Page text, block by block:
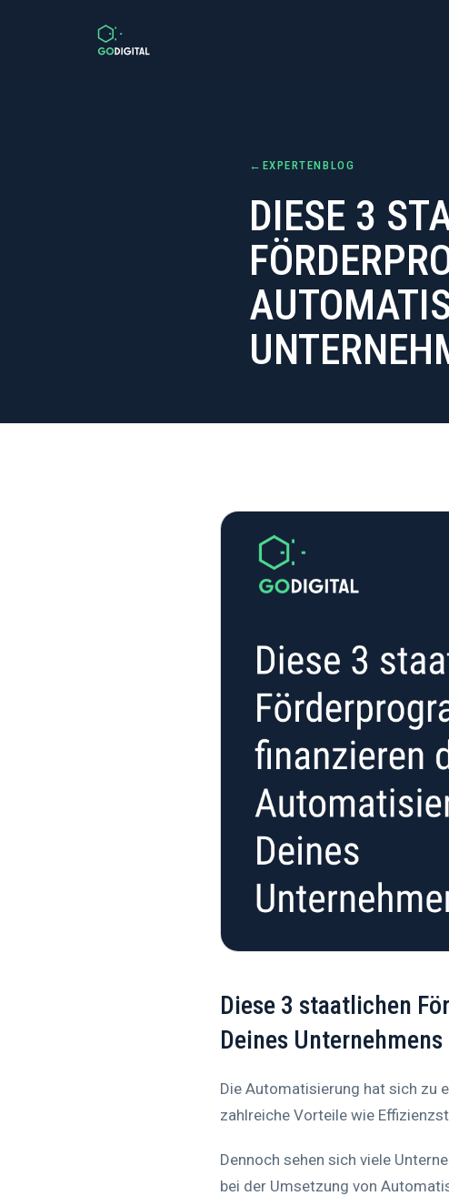
← EXPERTENBLOG
DIESE 3
Diese 3 staatlichen
Deines Unternehmens
Die Automatisierung hat sich zu
zahlreiche Vorteile wie
Dennoch sehen sich viele
bei der Umsetzung von